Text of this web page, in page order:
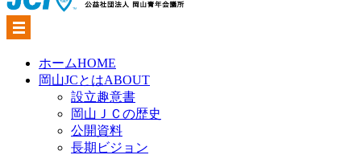
ホームHOME
岡山JCとはABOUT
設立趣意書
岡山ＪＣの歴史
公開資料
長期ビジョン